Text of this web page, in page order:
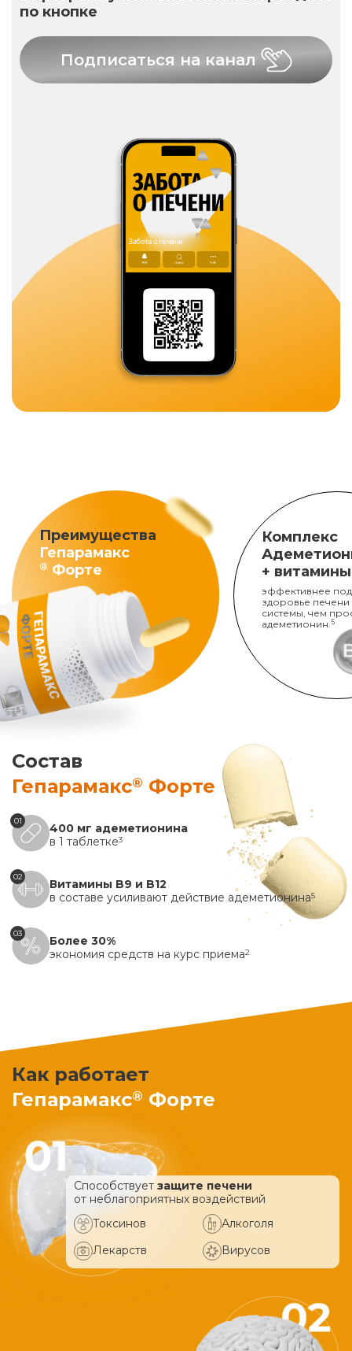
по кнопке
Подписаться на канал
Преимущества
Гепарамакс
® Форте
Комплекс
+
эффективнее
здоровье печени
системы, чем
адеметионин. 5
Состав
Гепарамакс® Форте
01
400 мг адеметионина
в 1 таблетке3
02
Витамины B9 и B12
в составе усиливают действие адеметионина5
03
Более 30%
экономия средств на курс приема2
Как работает
Гепарамакс® Форте
Способствует защите печени
от неблагоприятных воздействий
Токсинов
Алкоголя
Лекарств
Вирусов